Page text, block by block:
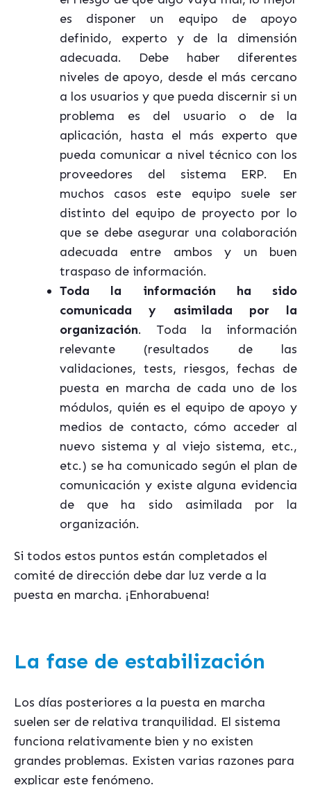
es disponer un equipo de apoyo
definido, experto y de la dimensión
adecuada. Debe haber diferentes
niveles de apoyo, desde el más cercano
a los usuarios y que pueda discernir si un
problema es del usuario o de la
aplicación, hasta el más experto que
pueda comunicar a nivel técnico con los
proveedores del sistema ERP. En
muchos casos este equipo suele ser
distinto del equipo de proyecto por lo
que se debe asegurar una colaboración
adecuada entre ambos y un buen
traspaso de información.
Toda la información ha sido
comunicada y asimilada por la
organización. Toda la información
relevante (resultados de las
validaciones, tests, riesgos, fechas de
puesta en marcha de cada uno de los
módulos, quién es el equipo de apoyo y
medios de contacto, cómo acceder al
nuevo sistema y al viejo sistema, etc.,
etc.) se ha comunicado según el plan de
comunicación y existe alguna evidencia
de que ha sido asimilada por la
organización.
Si todos estos puntos están completados el
comité de dirección debe dar luz verde a la
puesta en marcha. ¡Enhorabuena!
La fase de estabilización
Los días posteriores a la puesta en marcha
suelen ser de relativa tranquilidad. El sistema
funciona relativamente bien y no existen
grandes problemas. Existen varias razones para
explicar este fenómeno.